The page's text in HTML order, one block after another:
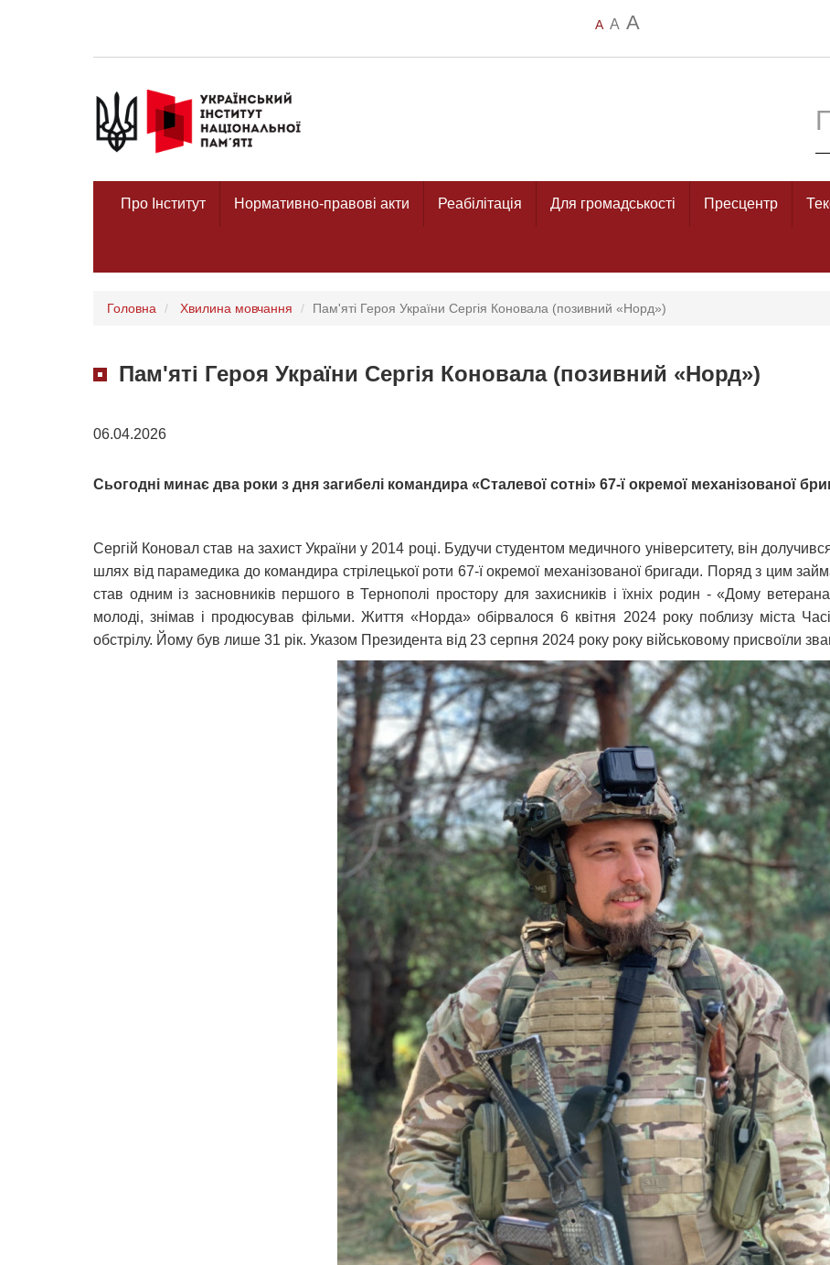
A A A
Про Інститут Нормативно-правові акти Реабілітація Для громадськості Пресцентр
Головна Хвилина мовчання Пам'яті Героя України Сергія Коновала (позивний «Норд»)
Пам'яті Героя України Сергія Коновала (позивний «Норд»)
06.04.2026
Сьогодні минає два роки з дня загибелі командира «Сталевої сотні» 67-ї окремої механізованої
Сергій Коновал став на захист України у 2014 році. Будучи студентом медичного університету, він
шлях від парамедика до командира стрілецької роти 67-ї окремої механізованої бригади. Поряд з цим
став одним із засновників першого в Тернополі простору для захисників і їхніх родин - «Дому
молоді, знімав і продюсував фільми. Життя «Норда» обірвалося 6 квітня 2024 року поблизу міста
обстрілу. Йому був лише 31 рік. Указом Президента від 23 серпня 2024 року року військовому присвоїли